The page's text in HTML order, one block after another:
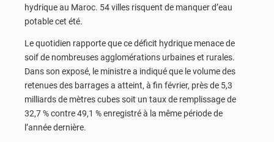
hydrique au Maroc. 54 villes risquent de manquer d’eau
potable cet été.
Le quotidien rapporte que ce déficit hydrique menace de
soif de nombreuses agglomérations urbaines et rurales.
Dans son exposé, le ministre a indiqué que le volume des
retenues des barrages a atteint, à fin février, près de 5,3
milliards de mètres cubes soit un taux de remplissage de
32,7 % contre 49,1 % enregistré à la même période de
l’année dernière.